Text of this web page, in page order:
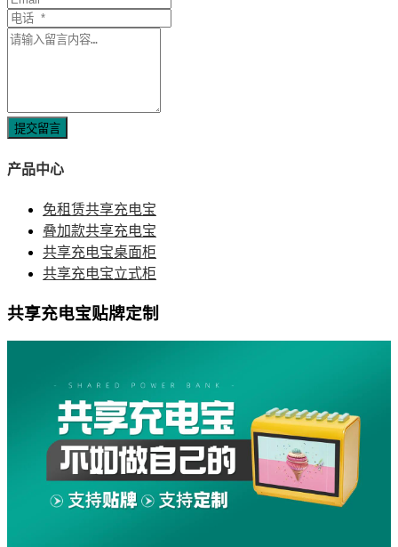
提交留言
产品中心
免租赁共享充电宝
叠加款共享充电宝
共享充电宝桌面柜
共享充电宝立式柜
共享充电宝贴牌定制